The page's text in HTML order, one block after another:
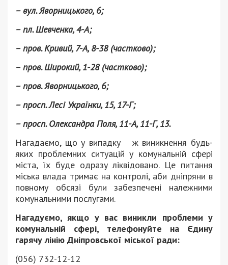
– вул. Яворницького, 6;
– пл. Шевченка, 4-А;
– пров. Кривий, 7-А, 8-38 (частково);
– пров. Широкий, 1-28 (частково);
– пров. Яворницького, 6;
– просп. Лесі Українки, 15, 17-Г;
– просп. Олександра Поля, 11-А, 11-Г, 13.
Нагадаємо, що у випадку ж виникнення будь-
яких проблемних ситуацій у комунальній сфері
міста, їх буде одразу ліквідовано. Це питання
міська влада тримає на контролі, аби дніпряни в
повному обсязі були забезпечені належними
комунальними послугами.
Нагадуємо, якщо у вас виникли проблеми у
комунальній сфері, телефонуйте на Єдину
гарячу лінію Дніпровської міської ради:
(056) 732-12-12